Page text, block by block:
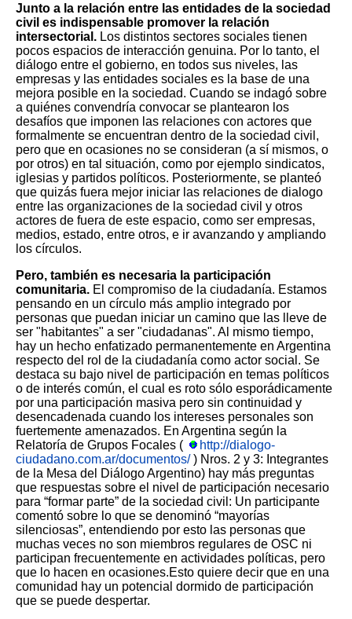
Junto a la relación entre las entidades de la sociedad
civil es indispensable promover la relación
intersectorial. Los distintos sectores sociales tienen
pocos espacios de interacción genuina. Por lo tanto, el
diálogo entre el gobierno, en todos sus niveles, las
empresas y las entidades sociales es la base de una
mejora posible en la sociedad. Cuando se indagó sobre
a quiénes convendría convocar se plantearon los
desafíos que imponen las relaciones con actores que
formalmente se encuentran dentro de la sociedad civil,
pero que en ocasiones no se consideran (a sí mismos, o
por otros) en tal situación, como por ejemplo sindicatos,
iglesias y partidos políticos. Posteriormente, se planteó
que quizás fuera mejor iniciar las relaciones de dialogo
entre las organizaciones de la sociedad civil y otros
actores de fuera de este espacio, como ser empresas,
medios, estado, entre otros, e ir avanzando y ampliando
los círculos.
Pero, también es necesaria la participación
comunitaria. El compromiso de la ciudadanía. Estamos
pensando en un círculo más amplio integrado por
personas que puedan iniciar un camino que las lleve de
ser "habitantes" a ser "ciudadanas". Al mismo tiempo,
hay un hecho enfatizado permanentemente en Argentina
respecto del rol de la ciudadanía como actor social. Se
destaca su bajo nivel de participación en temas políticos
o de interés común, el cual es roto sólo esporádicamente
por una participación masiva pero sin continuidad y
desencadenada cuando los intereses personales son
fuertemente amenazados. En Argentina según la
Relatoría de Grupos Focales (
http://dialogo-
ciudadano.com.ar/documentos/) Nros. 2 y 3: Integrantes
de la Mesa del Diálogo Argentino) hay más preguntas
que respuestas sobre el nivel de participación necesario
para “formar parte” de la sociedad civil: Un participante
comentó sobre lo que se denominó “mayorías
silenciosas”, entendiendo por esto las personas que
muchas veces no son miembros regulares de OSC ni
participan frecuentemente en actividades políticas, pero
que lo hacen en ocasiones.Esto quiere decir que en una
comunidad hay un potencial dormido de participación
que se puede despertar.